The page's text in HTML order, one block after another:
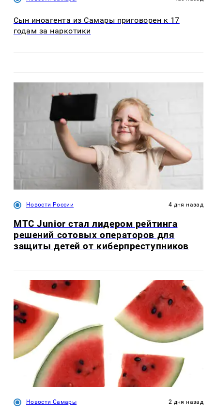
Сын иноагента из Самары приговорен к 17
годам за наркотики
Новости России 4 дня назад
МТС Junior стал лидером рейтинга
решений сотовых операторов для
защиты детей от киберпреступников
Новости Самары 2 дня назад